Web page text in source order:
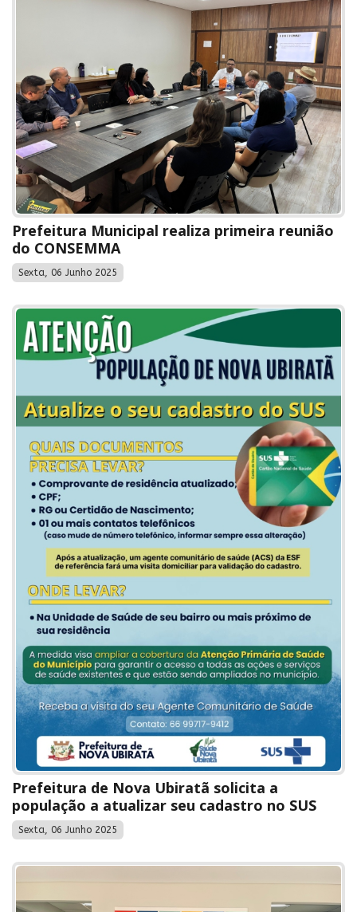
Prefeitura Municipal realiza primeira reunião
do CONSEMMA
Sexta, 06 Junho 2025
Prefeitura de Nova Ubiratã solicita a
população a atualizar seu cadastro no SUS
Sexta, 06 Junho 2025